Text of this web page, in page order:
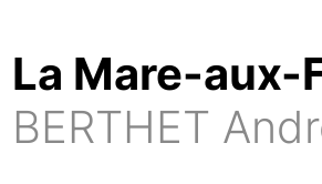
La Mare-aux-
BERTHET